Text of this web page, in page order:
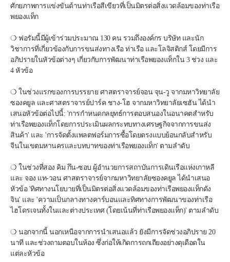
ศักยภาพการแข่งขันด้านท่าเรือสีเขียวที่เป็นมิตรต่อสิ่งแวดล้อมของท่าเรือ
พยองแท็ก
❍ ฟอรัมนี้มีผู้เข้าร่วมประมาณ 130 คน รวมถึงองค์กร บริษัท และนัก
วิชาการที่เกี่ยวข้องกับการขนส่งทางเรือ ท่าเรือ และโลจิสติกส์ โดยมีการ
อภิปรายในหัวข้อต่างๆ เกี่ยวกับการพัฒนาท่าเรือพยองแท็กใน 3 ช่วง และ
4 หัวข้อ
❍ ในช่วงแรกของการบรรยาย ศาสตราจารย์จอน จุน-วู จากมหาวิทยาลัย
ซองคยูล และศาสตราจารย์ปาร์ค ชาง-โฮ จากมหาวิทยาลัยเซฮัน ได้นำ
เสนอหัวข้อต่อไปนี้: 'การกำหนดกลยุทธ์การตอบสนองในอนาคตสำหรับ
ท่าเรือพยองแท็กโดยการประเมินผลกระทบทางเศรษฐกิจจากการขนส่ง
สินค้า' และ 'การจัดตั้งแพลตฟอร์มการซื้อโดยตรงแบบย้อนกลับสำหรับ
จีนในเขตมหานครและบทบาทของท่าเรือพยองแท็ก' ตามลำดับ
❍ ในช่วงที่สอง คิม กึน-ซอบ ผู้อำนวยการสถาบันการเดินเรือแห่งเกาหลี
และ จอง แท-วอน ศาสตราจารย์จากมหาวิทยาลัยซองคยูล ได้นำเสนอ
หัวข้อ 'ทิศทางนโยบายที่เป็นมิตรต่อสิ่งแวดล้อมของท่าเรือพยองแท็กดัง
จิน' และ 'ความเป็นกลางทางคาร์บอนและทิศทางการพัฒนาของท่าเรือ
ไฮโดรเจนทั้งในและต่างประเทศ (โดยเน้นที่ท่าเรือพยองแท็ก)' ตามลำดับ
❍ นอกจากนี้ นอกเหนือจากการนำเสนอแล้ว ยังมีการจัดช่วงอภิปราย 20
นาที และช่วงถามตอบในห้อง ซึ่งก่อให้เกิดการถกเถียงอย่างดุเดือดใน
แต่ละหัวข้อ